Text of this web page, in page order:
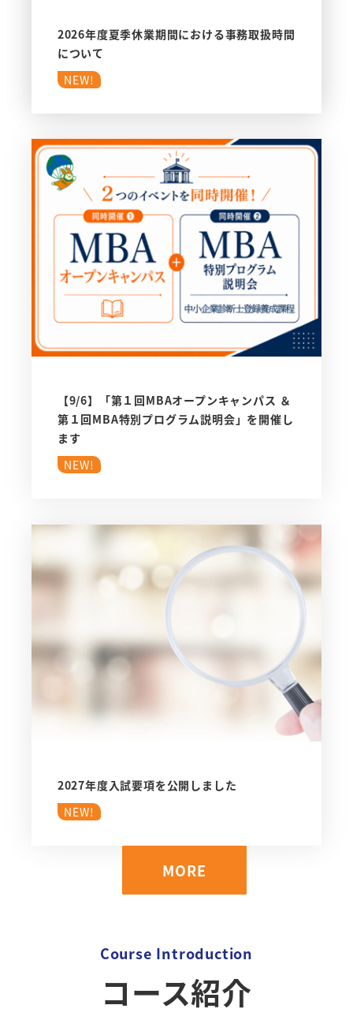
2026年度夏季休業期間における事務取扱時間
について
NEW!
【9/6】「第１回MBAオープンキャンパス ＆
第１回MBA特別プログラム説明会」を開催し
ます
NEW!
2027年度入試要項を公開しました
NEW!
MORE
Course Introduction
コース紹介